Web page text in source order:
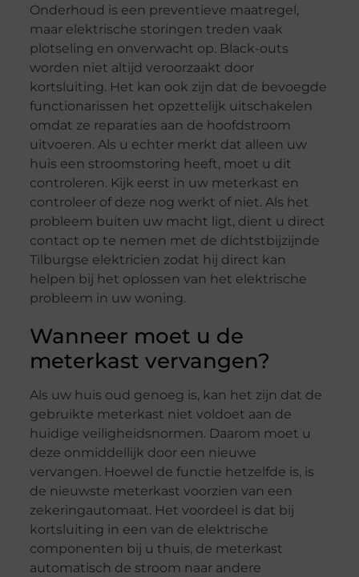
Onderhoud is een preventieve maatregel,
maar elektrische storingen treden vaak
plotseling en onverwacht op. Black-outs
worden niet altijd veroorzaakt door
kortsluiting. Het kan ook zijn dat de bevoegde
functionarissen het opzettelijk uitschakelen
omdat ze reparaties aan de hoofdstroom
uitvoeren. Als u echter merkt dat alleen uw
huis een stroomstoring heeft, moet u dit
controleren. Kijk eerst in uw meterkast en
controleer of deze nog werkt of niet. Als het
probleem buiten uw macht ligt, dient u direct
contact op te nemen met de dichtstbijzijnde
Tilburgse elektricien zodat hij direct kan
helpen bij het oplossen van het elektrische
probleem in uw woning.
Wanneer moet u de
meterkast vervangen?
Als uw huis oud genoeg is, kan het zijn dat de
gebruikte meterkast niet voldoet aan de
huidige veiligheidsnormen. Daarom moet u
deze onmiddellijk door een nieuwe
vervangen. Hoewel de functie hetzelfde is, is
de nieuwste meterkast voorzien van een
zekeringautomaat. Het voordeel is dat bij
kortsluiting in een van de elektrische
componenten bij u thuis, de meterkast
automatisch de stroom naar andere